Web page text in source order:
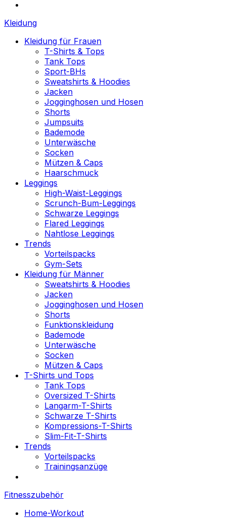
Kleidung
Kleidung für Frauen
T-Shirts & Tops
Tank Tops
Sport-BHs
Sweatshirts & Hoodies
Jacken
Jogginghosen und Hosen
Shorts
Jumpsuits
Bademode
Unterwäsche
Socken
Mützen & Caps
Haarschmuck
Leggings
High-Waist-Leggings
Scrunch-Bum-Leggings
Schwarze Leggings
Flared Leggings
Nahtlose Leggings
Trends
Vorteilspacks
Gym-Sets
Kleidung für Männer
Sweatshirts & Hoodies
Jacken
Jogginghosen und Hosen
Shorts
Funktionskleidung
Bademode
Unterwäsche
Socken
Mützen & Caps
T-Shirts und Tops
Tank Tops
Oversized T-Shirts
Langarm-T-Shirts
Schwarze T-Shirts
Kompressions-T-Shirts
Slim-Fit-T-Shirts
Trends
Vorteilspacks
Trainingsanzüge
Fitnesszubehör
Home-Workout